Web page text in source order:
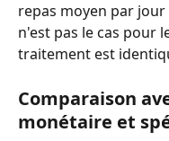
repas moyen par jour
n'est pas le cas pour
traitement est
Comparaison
monétaire et